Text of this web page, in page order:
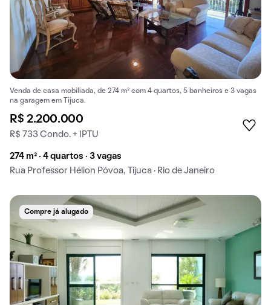
Venda de casa mobiliada, de 274 m² com 4 quartos, 5 banheiros e 3 vagas
na garagem em Tijuca.
R$ 2.200.000
R$ 733 Condo. + IPTU
274 m² · 4 quartos · 3 vagas
Rua Professor Hélion Póvoa, Tijuca · Rio de Janeiro
Compre já alugado